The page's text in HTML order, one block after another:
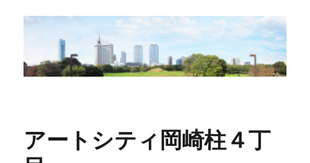
アートシティ岡崎柱４丁